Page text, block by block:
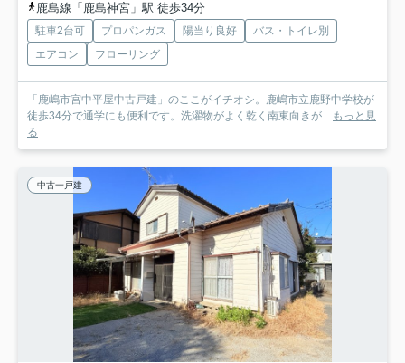
鹿島線「鹿島神宮」駅 徒歩34分
駐車2台可 プロパンガス 陽当り良好
バス・トイレ別
エアコン
フローリング
「鹿嶋市宮中平屋中古戸建」のここがイチオシ。鹿嶋市立鹿野中学校が
徒歩34分で通学にも便利です。洗濯物がよく乾く南東向きが... もっと見
る
中古一戸建